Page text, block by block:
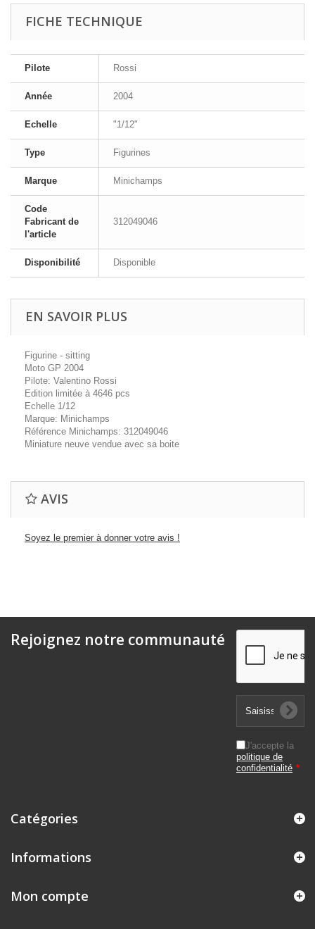
FICHE TECHNIQUE
Pilote Rossi
Année 2004
Echelle "1/12"
Type Figurines
Marque Minichamps
Code
Fabricant de
l'article
312049046
Disponibilité Disponible
EN SAVOIR PLUS
Figurine - sitting
Moto GP 2004
Pilote: Valentino Rossi
Edition limitée à 4646 pcs
Echelle 1/12
Marque: Minichamps
Référence Minichamps: 312049046
Miniature neuve vendue avec sa boite
AVIS
Soyez le premier à donner votre avis !
Rejoignez notre communauté
J'accepte la
politique de
confidentialité *
Catégories
Informations
Mon compte